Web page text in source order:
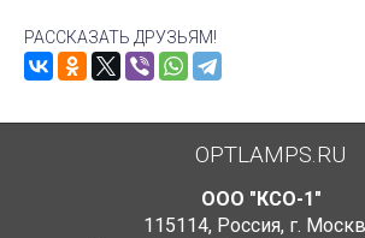
РАССКАЗАТЬ ДРУЗЬЯМ!
OPTLAMPS.RU
ООО "КСО-1"
115114, Россия, г.